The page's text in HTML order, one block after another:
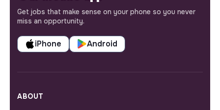
Get jobs that make sense on your phone so you never
miss an opportunity.
iPhone Android
ABOUT